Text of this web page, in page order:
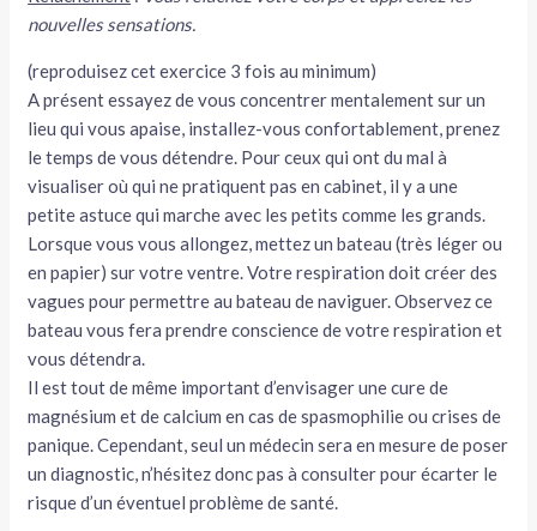
nouvelles sensations.
(reproduisez cet exercice 3 fois au minimum)
A présent essayez de vous concentrer mentalement sur un
lieu qui vous apaise, installez-vous confortablement, prenez
le temps de vous détendre. Pour ceux qui ont du mal à
visualiser où qui ne pratiquent pas en cabinet, il y a une
petite astuce qui marche avec les petits comme les grands.
Lorsque vous vous allongez, mettez un bateau (très léger ou
en papier) sur votre ventre. Votre respiration doit créer des
vagues pour permettre au bateau de naviguer. Observez ce
bateau vous fera prendre conscience de votre respiration et
vous détendra.
Il est tout de même important d’envisager une cure de
magnésium et de calcium en cas de spasmophilie ou crises de
panique. Cependant, seul un médecin sera en mesure de poser
un diagnostic, n’hésitez donc pas à consulter pour écarter le
risque d’un éventuel problème de santé.